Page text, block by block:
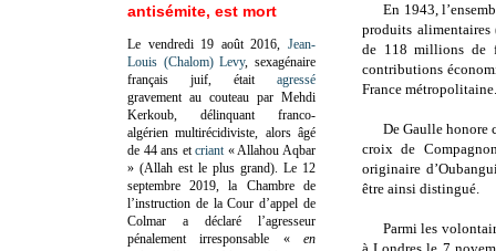
En 1943,
produits alimentaires
de 118 millions de
contributions
France métropolitaine.
De Gaulle honore
croix de
originaire
être ainsi distingué.
Parmi les
antisémite, est mort
Le vendredi 19 août 2016, Jean-
Louis (Chalom) Levy, sexagénaire
français juif, était agressé
gravement au couteau par Mehdi
Kerkoub, délinquant franco-
algérien multirécidiviste, alors âgé
de 44 ans etcriant « Allahou Aqbar
» (Allah est le plus grand). Le 12
septembre 2019, la Chambre de
l’instruction de la Cour d’appel de
Colmar a déclaré l’agresseur
pénalement irresponsable «en